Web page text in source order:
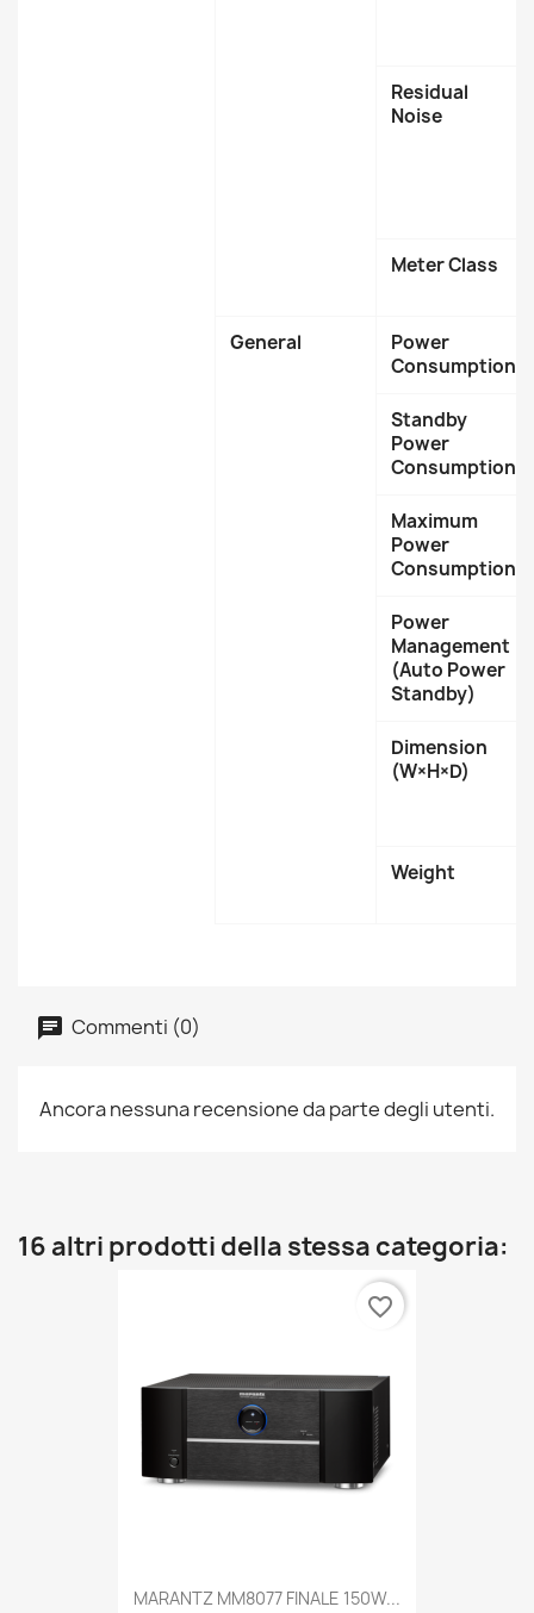
Residual
Noise
Meter Class
General
Power
Consumption
Standby
Power
Consumption
Maximum
Power
Consumption
Power
Management
(Auto Power
Standby)
Dimension
(W×H×D)
Weight
Commenti (0)
Ancora nessuna recensione da parte degli utenti.
16 altri prodotti della stessa categoria:
MARANTZ MM8077 FINALE 150W...
favorite_border